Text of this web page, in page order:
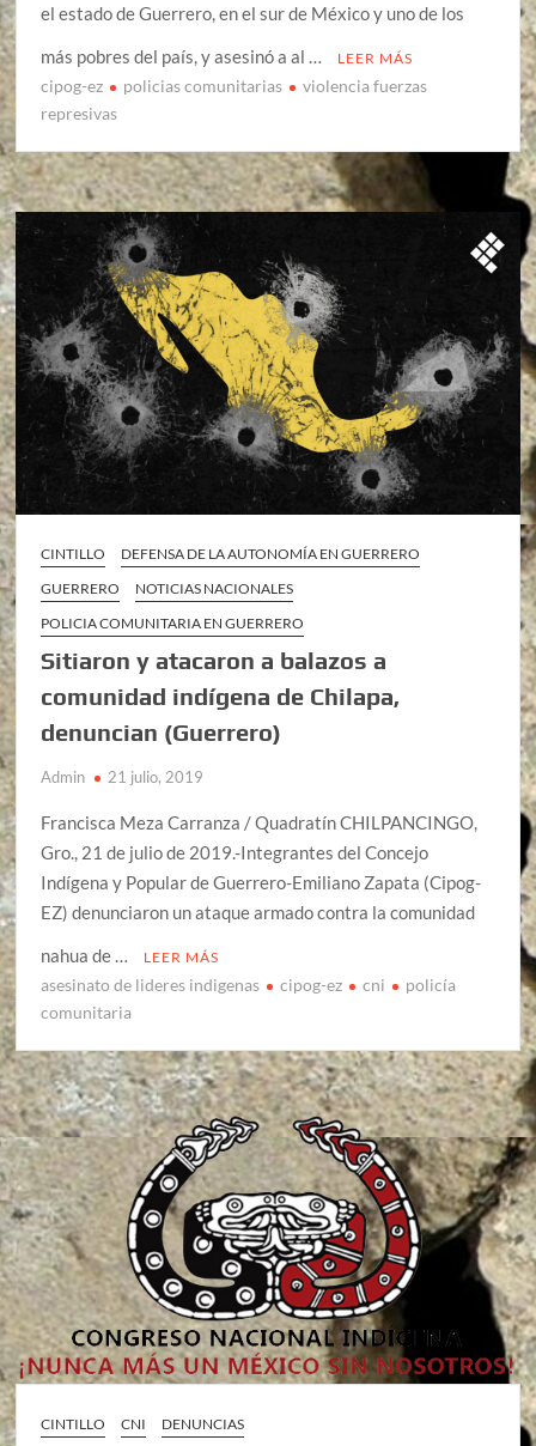
el estado de Guerrero, en el sur de México y uno de los
más pobres del país, y asesinó a al …
LEER MÁS
cipog-ez policias comunitarias
violencia fuerzas
represivas
CINTILLO
DEFENSA DE LA AUTONOMÍA EN GUERRERO
GUERRERO
NOTICIAS NACIONALES
POLICIA COMUNITARIA EN GUERRERO
Sitiaron y atacaron a balazos a
comunidad indígena de Chilapa,
denuncian (Guerrero)
Admin 21 julio, 2019
Francisca Meza Carranza / Quadratín CHILPANCINGO,
Gro., 21 de julio de 2019.-Integrantes del Concejo
Indígena y Popular de Guerrero-Emiliano Zapata (Cipog-
EZ) denunciaron un ataque armado contra la comunidad
nahua de …
LEER MÁS
asesinato de lideres indigenas cipog-ez cni
policía
comunitaria
CINTILLO CNI DENUNCIAS